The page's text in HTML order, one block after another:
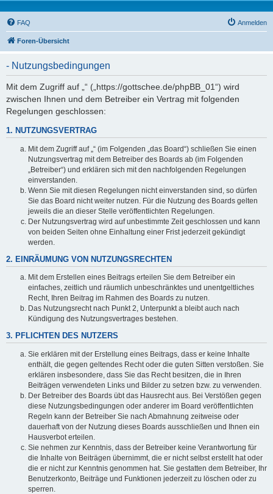
FAQ Anmelden
Foren-Übersicht
- Nutzungsbedingungen
Mit dem Zugriff auf „“ („https://gottschee.de/phpBB_01“) wird
zwischen Ihnen und dem Betreiber ein Vertrag mit folgenden
Regelungen geschlossen:
1. NUTZUNGSVERTRAG
Mit dem Zugriff auf „“ (im Folgenden „das Board“) schließen Sie einen
Nutzungsvertrag mit dem Betreiber des Boards ab (im Folgenden
„Betreiber“) und erklären sich mit den nachfolgenden Regelungen
einverstanden.
Wenn Sie mit diesen Regelungen nicht einverstanden sind, so dürfen
Sie das Board nicht weiter nutzen. Für die Nutzung des Boards gelten
jeweils die an dieser Stelle veröffentlichten Regelungen.
Der Nutzungsvertrag wird auf unbestimmte Zeit geschlossen und kann
von beiden Seiten ohne Einhaltung einer Frist jederzeit gekündigt
werden.
2. EINRÄUMUNG VON NUTZUNGSRECHTEN
Mit dem Erstellen eines Beitrags erteilen Sie dem Betreiber ein
einfaches, zeitlich und räumlich unbeschränktes und unentgeltliches
Recht, Ihren Beitrag im Rahmen des Boards zu nutzen.
Das Nutzungsrecht nach Punkt 2, Unterpunkt a bleibt auch nach
Kündigung des Nutzungsvertrages bestehen.
3. PFLICHTEN DES NUTZERS
Sie erklären mit der Erstellung eines Beitrags, dass er keine Inhalte
enthält, die gegen geltendes Recht oder die guten Sitten verstoßen. Sie
erklären insbesondere, dass Sie das Recht besitzen, die in Ihren
Beiträgen verwendeten Links und Bilder zu setzen bzw. zu verwenden.
Der Betreiber des Boards übt das Hausrecht aus. Bei Verstößen gegen
diese Nutzungsbedingungen oder anderer im Board veröffentlichten
Regeln kann der Betreiber Sie nach Abmahnung zeitweise oder
dauerhaft von der Nutzung dieses Boards ausschließen und Ihnen ein
Hausverbot erteilen.
Sie nehmen zur Kenntnis, dass der Betreiber keine Verantwortung für
die Inhalte von Beiträgen übernimmt, die er nicht selbst erstellt hat oder
die er nicht zur Kenntnis genommen hat. Sie gestatten dem Betreiber, Ihr
Benutzerkonto, Beiträge und Funktionen jederzeit zu löschen oder zu
sperren.